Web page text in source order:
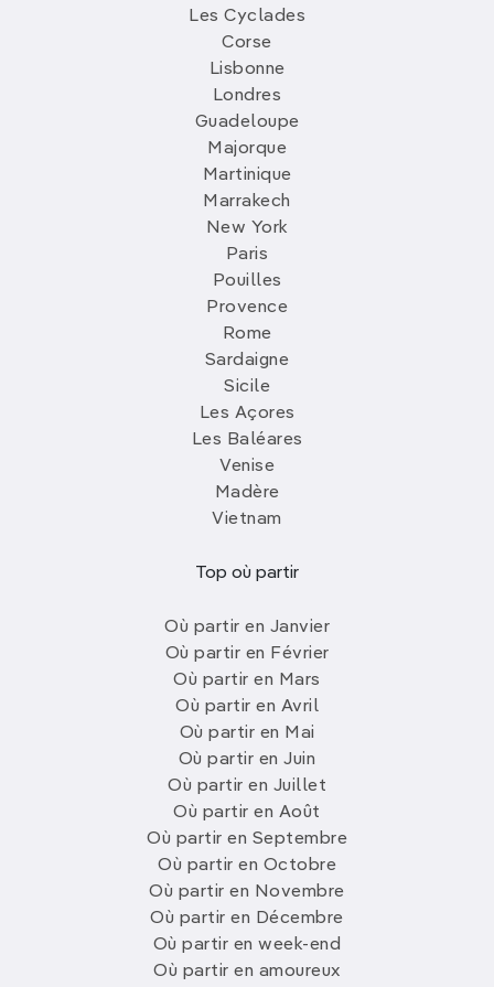
Les Cyclades
Corse
Lisbonne
Londres
Guadeloupe
Majorque
Martinique
Marrakech
New York
Paris
Pouilles
Provence
Rome
Sardaigne
Sicile
Les Açores
Les Baléares
Venise
Madère
Vietnam
Top où partir
Où partir en Janvier
Où partir en Février
Où partir en Mars
Où partir en Avril
Où partir en Mai
Où partir en Juin
Où partir en Juillet
Où partir en Août
Où partir en Septembre
Où partir en Octobre
Où partir en Novembre
Où partir en Décembre
Où partir en week-end
Où partir en amoureux